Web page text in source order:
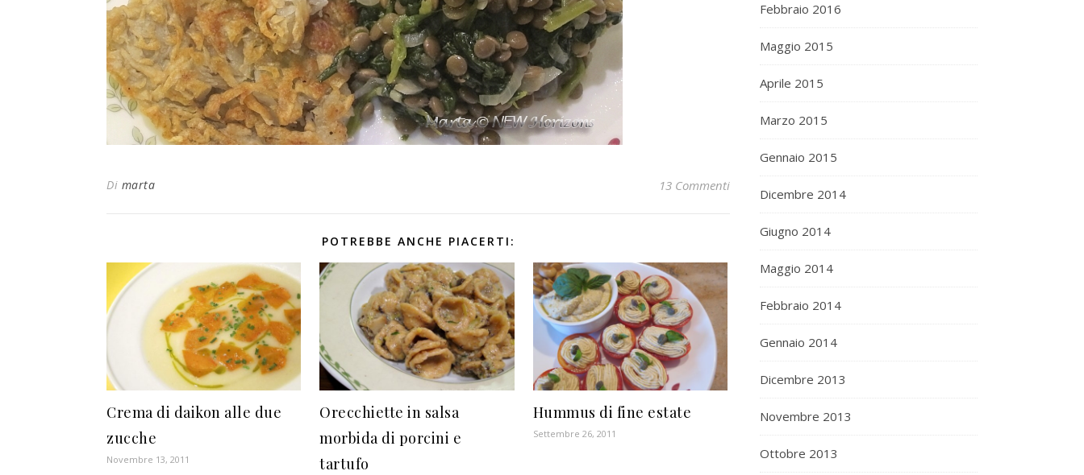
Di marta 13 Commenti
POTREBBE ANCHE PIACERTI:
Crema di daikon alle due
zucche
Novembre 13, 2011
Orecchiette in salsa
morbida di porcini e
tartufo
Hummus di fine estate
Settembre 26, 2011
Febbraio 2016
Maggio 2015
Aprile 2015
Marzo 2015
Gennaio 2015
Dicembre 2014
Giugno 2014
Maggio 2014
Febbraio 2014
Gennaio 2014
Dicembre 2013
Novembre 2013
Ottobre 2013